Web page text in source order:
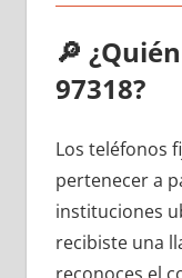
🔎
97318?
Los teléfonos
pertenecer а
instituciones
recibiste una